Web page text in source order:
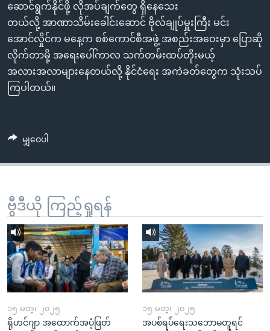
သို့
ကျော်
ကြည့်
ရန်
ရှာဖွေ
ရန်
ကျော်
ဗွီအိုအေ လူမှုကွန်ယက်များ
ဘာသာစကားများ
ဆောင်ရွက်နိုင်ဖို့ လိုအပ်ချက်တွေ ရှိနေသေး
တယ်လို့ အာဏာသိမ်းခေါင်းဆောင် ဗိုလ်ချုပ်မှူးကြီး မင်း
အောင်လှိုင်က မနေ့က စစ်ကောင်စီအဖွဲ့ အစည်းအဝေးမှာ ပြောဆို
လိုက်တာမို့ အရေးပေါ်ကာလ သက်တမ်းထပ်တိုးမယ့်
အလားအလာများနေတယ်လို့ နိုင်ငံရေး အကဲခတ်တွေက သုံးသပ်
ကြပါတယ်။
မျှဝေပါ
ဗွီဒီယို ကြည့်ရှုရန်
၁၅ မတ္၊ ၂၀၂၅
ရိုဟင်ဂျာ အထောက်အပံ့ဖြတ်
၁၅ မတ္၊ ၂၀၂၅
အပစ်ရပ်ရေးသဘောမတူရင်